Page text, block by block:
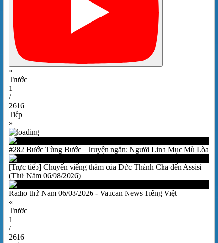
«
Trước
1
/
2616
Tiếp
»
#282 Bước Từng Bước | Truyện ngắn: Người Linh Mục Mù Lòa
[Trực tiếp] Chuyến viếng thăm của Đức Thánh Cha đến Assisi
(Thứ Năm 06/08/2026)
Radio thứ Năm 06/08/2026 - Vatican News Tiếng Việt
«
Trước
1
/
2616